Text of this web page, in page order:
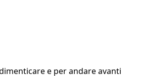
e per andare avanti